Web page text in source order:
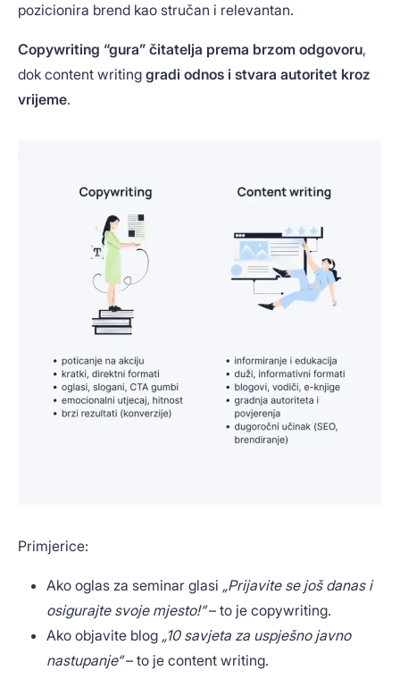
pozicionira brend kao stručan i relevantan.
Copywriting “gura” čitatelja prema brzom odgovoru,
dok content writing gradi odnos i stvara autoritet kroz
vrijeme.
Primjerice:
Ako oglas za seminar glasi „Prijavite se još danas i
osigurajte svoje mjesto!“– to je copywriting.
Ako objavite blog „10 savjeta za uspješno javno
nastupanje“– to je content writing.